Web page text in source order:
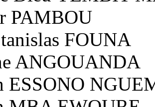
PAMBOU
FOUNA
ANGOUANDA
ESSONO